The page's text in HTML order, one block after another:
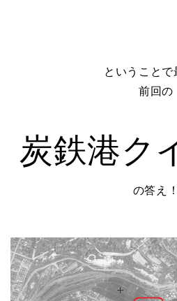
ということで
前回の
炭鉄港ク
の答え！